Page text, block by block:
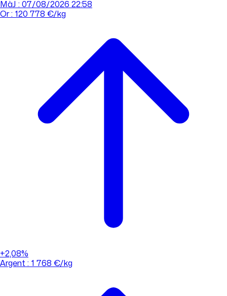
MàJ : 07/08/2026 22:58
Or : 120 778 €/kg
+2,08%
Argent : 1 768 €/kg